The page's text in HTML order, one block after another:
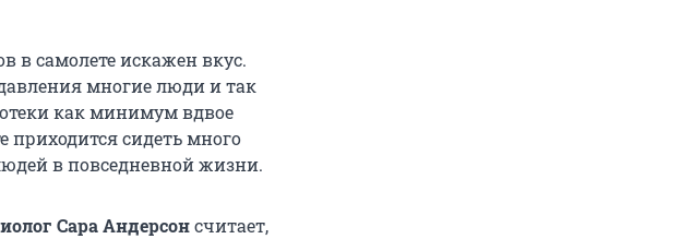
в самолете искажен вкус.
многие люди и так
как минимум вдвое
приходится сидеть много
в повседневной жизни.
Сара Андерсонсчитает,